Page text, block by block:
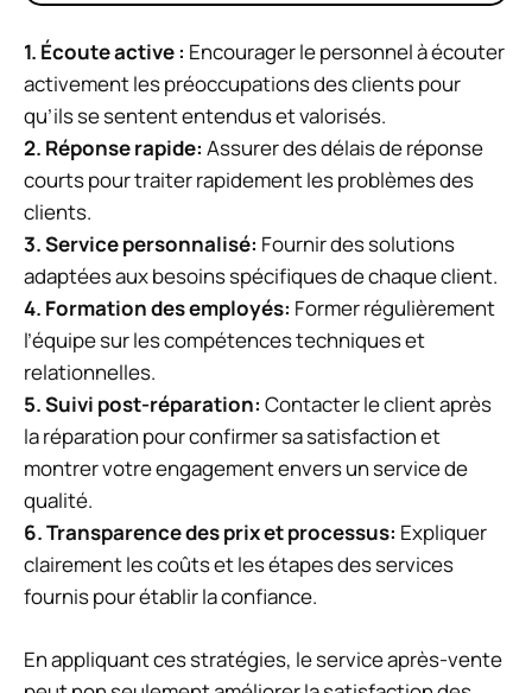
1. Écoute active: Encourager le personnel à écouter
activement les préoccupations des clients pour
qu’ils se sentent entendus et valorisés.
2. Réponse rapide: Assurer des délais de réponse
courts pour traiter rapidement les problèmes des
clients.
3.Service personnalisé: Fournir des solutions
adaptées aux besoins spécifiques de chaque client.
4. Formation des employés: Former régulièrement
l’équipe sur les compétences techniques et
relationnelles.
5.Suivi post-réparation: Contacter le client après
la réparation pour confirmer sa satisfaction et
montrer votre engagement envers un service de
qualité.
6.Transparence des prix et processus: Expliquer
clairement les coûts et les étapes des services
fournis pour établir la confiance.
En appliquant ces stratégies, le service après-vente